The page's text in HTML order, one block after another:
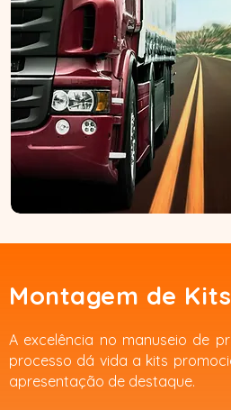
Montagem de Kits
A excelência no manuseio de
processo dá vida a kits
apresentação de destaque.